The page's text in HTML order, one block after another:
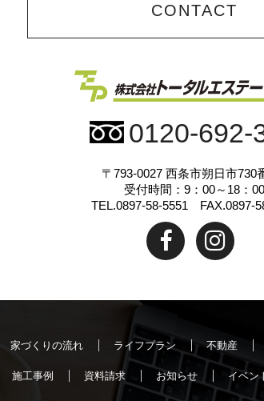
CONTACT
0120-692-
〒793-0027 西条市朔日市730
受付時間：9：00～18：00
TEL.0897-58-5551 FAX.0897-
家づくりの流れ ライフプラン 不動産
施工事例 資料請求 お知らせ イベン